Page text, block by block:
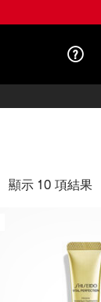
顯示 10 項結果